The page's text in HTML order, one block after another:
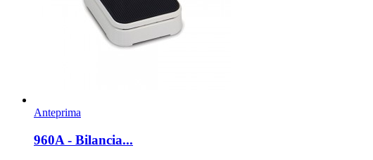
Anteprima
960A - Bilancia...